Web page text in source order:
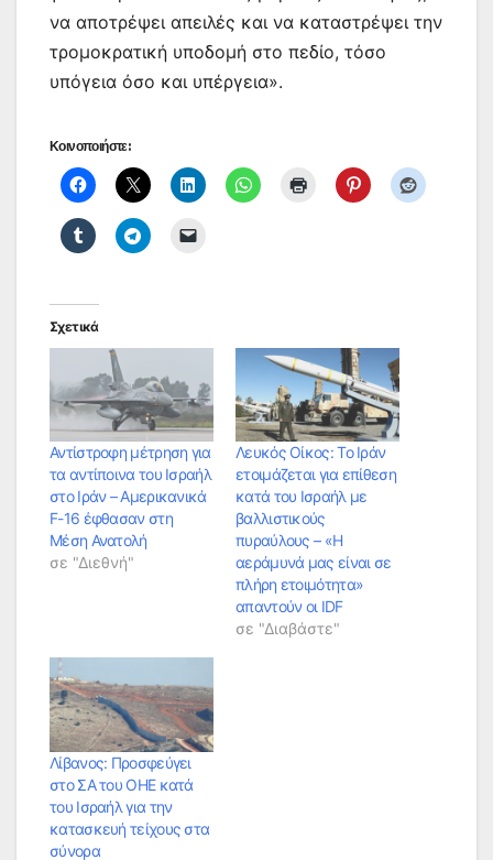
να αποτρέψει απειλές και να καταστρέψει την
τρομοκρατική υποδομή στο πεδίο, τόσο
υπόγεια όσο και υπέργεια».
Κοινοποιήστε:
Σχετικά
Αντίστροφη μέτρηση για
τα αντίποινα του Ισραήλ
στο Ιράν – Αμερικανικά
F-16 έφθασαν στη
Μέση Ανατολή
σε "Διεθνή"
Λευκός Οίκος: Το Ιράν
ετοιμάζεται για επίθεση
κατά του Ισραήλ με
βαλλιστικούς
πυραύλους – «Η
αεράμυνά μας είναι σε
πλήρη ετοιμότητα»
απαντούν οι IDF
σε "Διαβάστε"
Λίβανος: Προσφεύγει
στο ΣΑ του ΟΗΕ κατά
του Ισραήλ για την
κατασκευή τείχους στα
σύνορα